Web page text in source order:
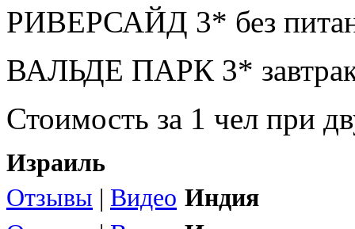
РИВЕРСАЙД 3* без
ВАЛЬДЕ ПАРК 3*
Стоимость за 1 чел при
Израиль
Отзывы | Видео Индия